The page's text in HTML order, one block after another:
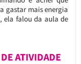
gastar mais energia
ela falou da aula de
ATIVIDADE